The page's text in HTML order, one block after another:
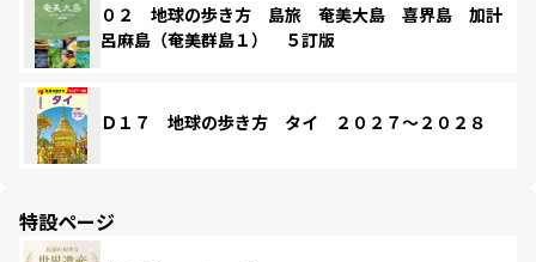
０２ 地球の歩き方 島旅 奄美大島 喜界島 加計
呂麻島（奄美群島１） ５訂版
Ｄ１７ 地球の歩き方 タイ ２０２７～２０２８
特設ページ